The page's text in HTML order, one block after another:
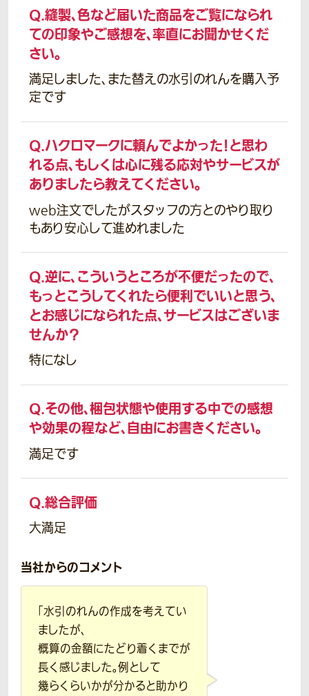
Q.縫製、色など届いた商品をご覧になられ
ての印象やご感想を、率直にお聞かせくだ
さい。
満足しました、また替えの水引のれんを購入予
定です
Q.ハクロマークに頼んでよかった！と思わ
れる点、もしくは心に残る応対やサービスが
ありましたら教えてください。
web注文でしたがスタッフの方とのやり取り
もあり安心して進めれました
Q.逆に、こういうところが不便だったので、
もっとこうしてくれたら便利でいいと思う、
とお感じになられた点、サービスはございま
せんか？
特になし
Q.その他、梱包状態や使用する中での感想
や効果の程など、自由にお書きください。
満足です
Q.総合評価
大満足
当社からのコメント
「水引のれんの作成を考えてい
ましたが、
概算の金額にたどり着くまでが
長く感じました。例として
幾らくらいかが分かると助かり